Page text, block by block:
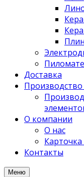
Доставка
Производство
О компании
О нас
Контакты
Меню